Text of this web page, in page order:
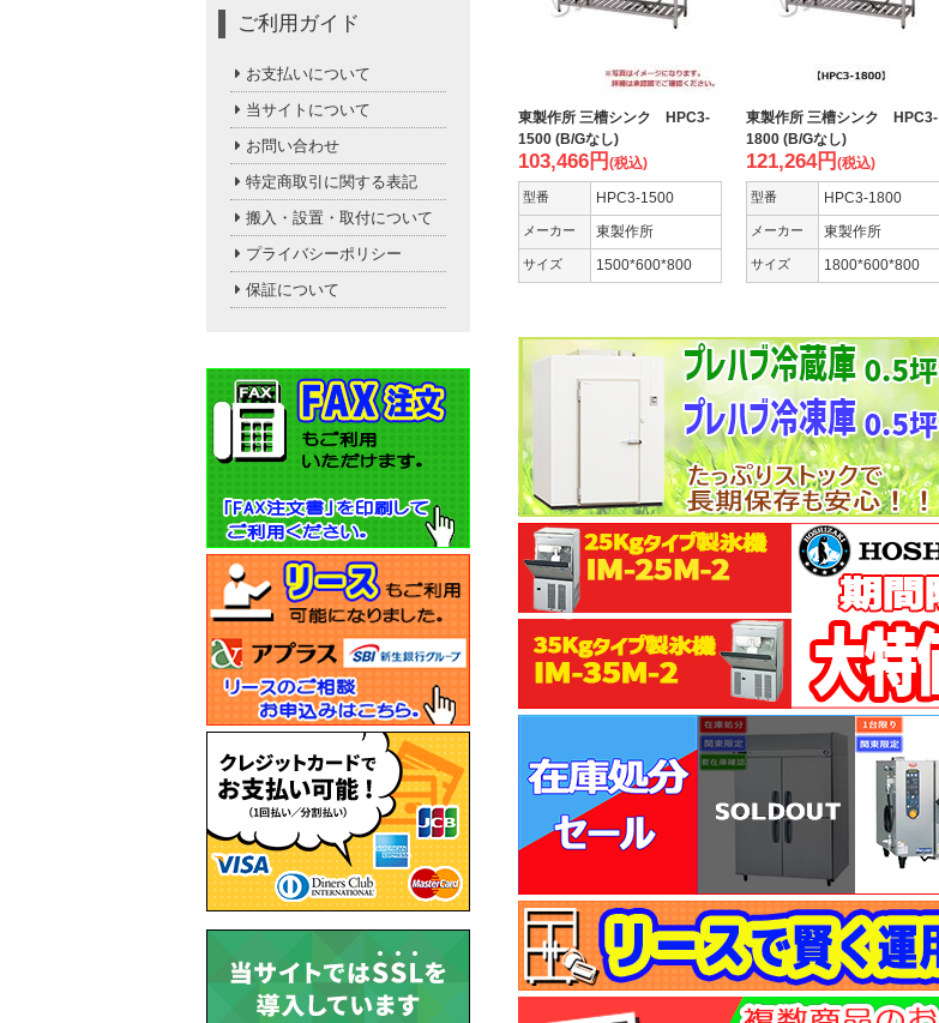
ご利用ガイド
お支払いについて
当サイトについて
お問い合わせ
特定商取引に関する表記
搬入・設置・取付について
プライバシーポリシー
保証について
東製作所 三槽シンク HPC3-
1500 (B/Gなし)
103,466円 (税込)
型番 HPC3-1500
メーカー 東製作所
サイズ 1500*600*800
東製作所 三槽シンク HPC3-
1800 (B/Gなし)
121,264円 (税込)
型番 HPC3-1800
メーカー 東製作所
サイズ 1800*600*800